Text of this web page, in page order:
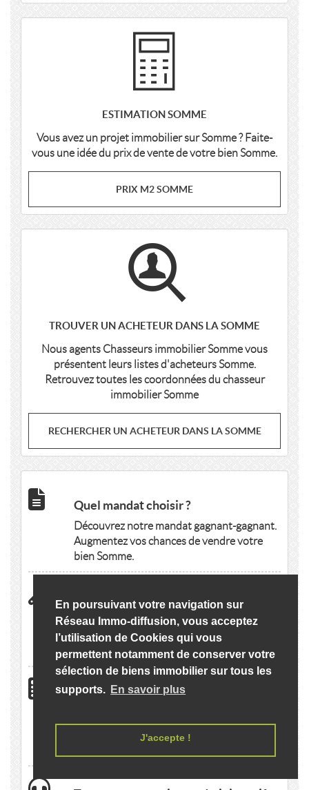
En poursuivant votre navigation sur
Réseau Immo-diffusion, vous acceptez
l’utilisation de Cookies qui vous
permettent notamment de conserver votre
sélection de biens immobilier sur tous les
supports. En savoir plus
J'accepte !
ESTIMATION SOMME
Vous avez un projet immobilier sur Somme ? Faite-
vous une idée du prix de vente de votre bien Somme.
PRIX M2 SOMME
TROUVER UN ACHETEUR DANS LA SOMME
Nous agents Chasseurs immobilier Somme vous
présentent leurs listes d'acheteurs Somme.
Retrouvez toutes les coordonnées du chasseur
immobilier Somme
RECHERCHER UN ACHETEUR DANS LA SOMME
Quel mandat choisir ?
Découvrez notre mandat gagnant-gagnant.
Augmentez vos chances de vendre votre
bien Somme.
Vous avez des travaux à effectuer ?
Découvrez nos "Partners Immobilier
Somme" et demandez gratuitement des
devis en ligne.
Calculer votre emprunt Immobilier
Simulez votre capacité d'emprunt en